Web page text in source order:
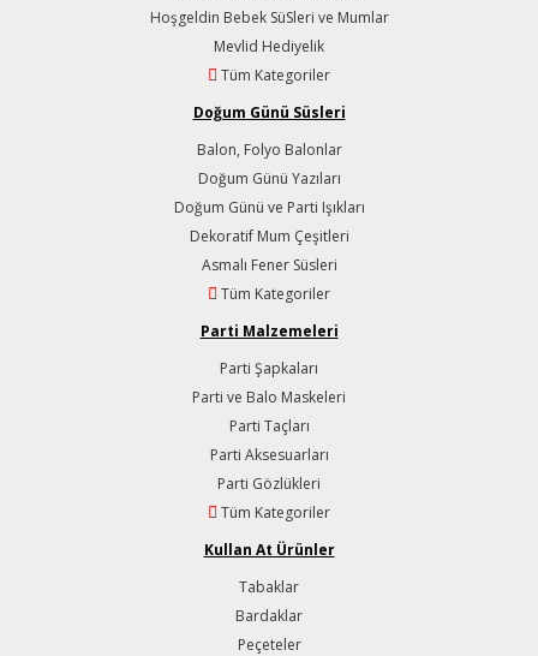
Hoşgeldin Bebek SüSleri ve Mumlar
Mevlid Hediyelik
Tüm Kategoriler
Doğum Günü Süsleri
Balon, Folyo Balonlar
Doğum Günü Yazıları
Doğum Günü ve Parti Işıkları
Dekoratif Mum Çeşitleri
Asmalı Fener Süsleri
Tüm Kategoriler
Parti Malzemeleri
Parti Şapkaları
Parti ve Balo Maskeleri
Parti Taçları
Parti Aksesuarları
Parti Gözlükleri
Tüm Kategoriler
Kullan At Ürünler
Tabaklar
Bardaklar
Peçeteler